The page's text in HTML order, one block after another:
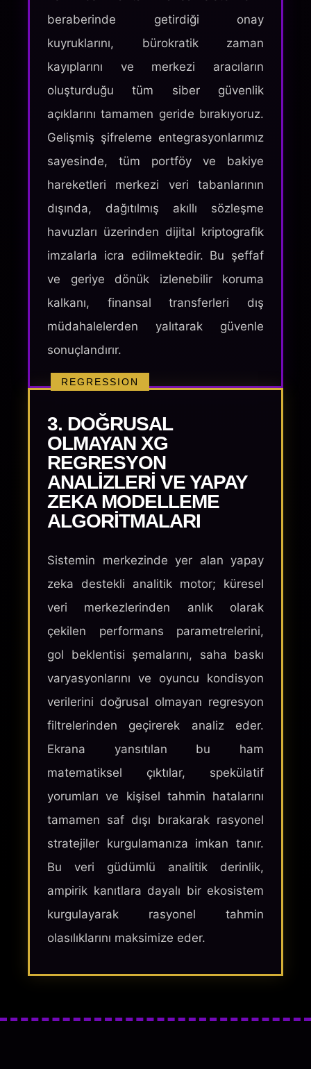
beraberinde getirdiği onay
kuyruklarını, bürokratik zaman
kayıplarını ve merkezi aracıların
oluşturduğu tüm siber güvenlik
açıklarını tamamen geride bırakıyoruz.
Gelişmiş şifreleme entegrasyonlarımız
sayesinde, tüm portföy ve bakiye
hareketleri merkezi veri tabanlarının
dışında, dağıtılmış akıllı sözleşme
havuzları üzerinden dijital kriptografik
imzalarla icra edilmektedir. Bu şeffaf
ve geriye dönük izlenebilir koruma
kalkanı, finansal transferleri dış
müdahalelerden yalıtarak güvenle
sonuçlandırır.
REGRESSION
3. DOĞRUSAL
OLMAYAN XG
REGRESYON
ANALIZLERI VE YAPAY
ZEKA MODELLEME
ALGORITMALARI
Sistemin merkezinde yer alan yapay
zeka destekli analitik motor; küresel
veri merkezlerinden anlık olarak
çekilen performans parametrelerini,
gol beklentisi şemalarını, saha baskı
varyasyonlarını ve oyuncu kondisyon
verilerini doğrusal olmayan regresyon
filtrelerinden geçirerek analiz eder.
Ekrana yansıtılan bu ham
matematiksel çıktılar, spekülatif
yorumları ve kişisel tahmin hatalarını
tamamen saf dışı bırakarak rasyonel
stratejiler kurgulamanıza imkan tanır.
Bu veri güdümlü analitik derinlik,
ampirik kanıtlara dayalı bir ekosistem
kurgulayarak rasyonel tahmin
olasılıklarını maksimize eder.